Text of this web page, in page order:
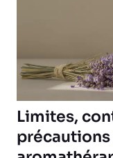
Limites,
précautions